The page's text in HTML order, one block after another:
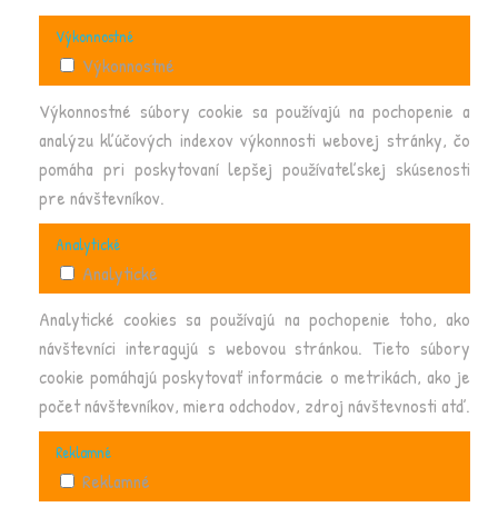
Výkonnostné
Výkonnostné
Výkonnostné súbory cookie sa používajú na pochopenie a
analýzu kľúčových indexov výkonnosti webovej stránky, čo
pomáha pri poskytovaní lepšej používateľskej skúsenosti
pre návštevníkov.
Analytické
Analytické
Analytické cookies sa používajú na pochopenie toho, ako
návštevníci interagujú s webovou stránkou. Tieto súbory
cookie pomáhajú poskytovať informácie o metrikách, ako je
počet návštevníkov, miera odchodov, zdroj návštevnosti atď.
Reklamné
Reklamné